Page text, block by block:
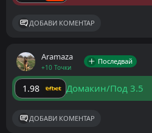
ДОБАВИ КОМЕНТАР
Aramaza
+10 Точки
Последвай
1.98 Домакин/Под 3.5
ДОБАВИ КОМЕНТАР